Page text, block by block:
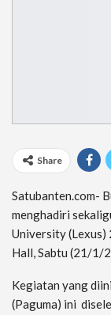
Share
Satubanten.com-
menghadiri
University (Lexus)
Hall, Sabtu (21/1/
Kegiatan yang
(Paguma) ini